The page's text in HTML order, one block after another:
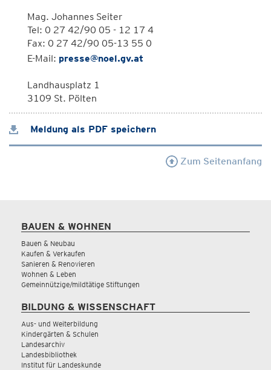
Mag. Johannes Seiter
Tel: 0 27 42/90 05 - 12 17 4
Fax: 0 27 42/90 05-13 55 0
E-Mail: presse@noel.gv.at
Landhausplatz 1
3109 St. Pölten
Meldung als PDF speichern
Zum Seitenanfang
BAUEN & WOHNEN
Bauen & Neubau
Kaufen & Verkaufen
Sanieren & Renovieren
Wohnen & Leben
Gemeinnützige/mildtätige Stiftungen
BILDUNG & WISSENSCHAFT
Aus- und Weiterbildung
Kindergärten & Schulen
Landesarchiv
Landesbibliothek
Institut für Landeskunde